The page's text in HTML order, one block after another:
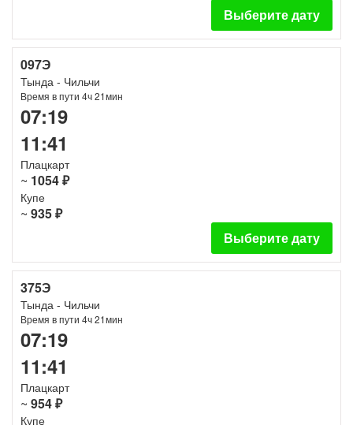
Выберите дату
097Э
Тында - Чильчи
Время в пути 4ч 21мин
07:19
11:41
Плацкарт
~ 1054 ₽
Купе
~ 935 ₽
Выберите дату
375Э
Тында - Чильчи
Время в пути 4ч 21мин
07:19
11:41
Плацкарт
~ 954 ₽
Купе